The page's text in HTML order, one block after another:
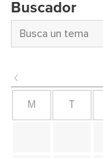
Buscador
M